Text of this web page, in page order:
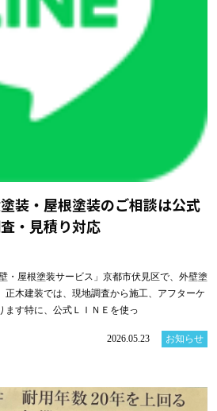
装・屋根塗装のご相談は公式
・見積り対応
・屋根塗装サービス」京都市伏見区で、外壁塗
正木建装では、現地調査から施工、アフターケ
ます特に、公式ＬＩＮＥを使っ
2026.05.23 お知らせ